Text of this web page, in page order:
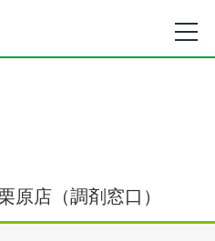
店（調剤窓口）